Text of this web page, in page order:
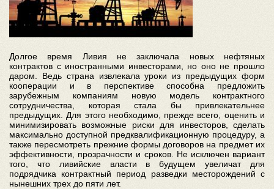
Долгое время Ливия не заключала новых нефтяных
контрактов с иностранными инвесторами, но оно не прошло
даром. Ведь страна извлекала уроки из предыдущих форм
кооперации и в перспективе способна предложить
зарубежным компаниям новую модель контрактного
сотрудничества, которая стала бы привлекательнее
предыдущих. Для этого необходимо, прежде всего, оценить и
минимизировать возможные риски для инвесторов, сделать
максимально доступной предквалификационную процедуру, а
также пересмотреть прежние формы договоров на предмет их
эффективности, прозрачности и сроков. Не исключен вариант
того, что ливийские власти в будущем увеличат для
подрядчика контрактный период разведки месторождений с
нынешних трех до пяти лет.